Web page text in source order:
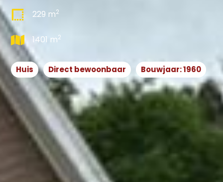
229 m2
1401 m2
Huis Direct bewoonbaar Bouwjaar: 1960